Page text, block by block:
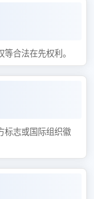
合法在先权利。
标志或国际组织徽